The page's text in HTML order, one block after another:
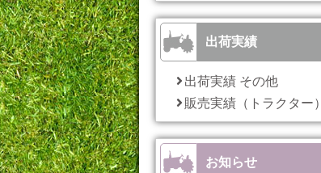
出荷実績
出荷実績 その他
販売実績（トラクター）
お知らせ